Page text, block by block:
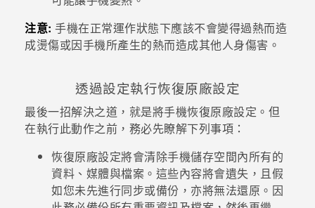
注意: 手機在正常運作狀態下應該不會變得過熱而造
成燙傷或因手機所產生的熱而造成其他人身傷害。
透過設定執行恢復原廠設定
最後一招解決之道，就是將手機恢復原廠設定。但
在執行此動作之前，務必先瞭解下列事項：
恢復原廠設定將會清除手機儲存空間內所有的
資料、媒體與檔案。這些內容將會遺失，且假
如您未先進行同步或備份，亦將無法還原。因